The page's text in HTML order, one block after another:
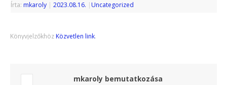
Írta: mkaroly | 2023.08.16. | Uncategorized
Könyvjelzőkhöz Közvetlen link.
mkaroly bemutatkozása